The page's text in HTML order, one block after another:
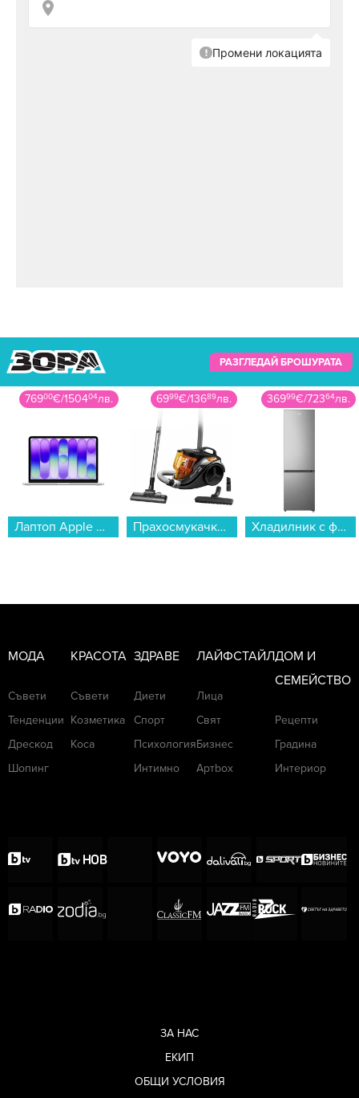
РАЗГЛЕДАЙ БРОШУРАТА
76900€/150404лв.
Лаптоп Apple MacBook Neo 13" 256GB Silver mhfa4 , 13.00 , 256 , 8 , Apple A18 Pro 5 Core GPU , Apple A18 Pro 6 Core , Mac OS...
6999€/13689лв.
Прахосмукачка Rowenta RO3753EA...
36999€/72364лв.
Хладилник с фризер Gorenje NRK418EES4 , 255 l, E , No Frost , Инокс...
МОДА
Съвети
Тенденции
Дрескод
Шопинг
КРАСОТА
Съвети
Козметика
Коса
ЗДРАВЕ
Диети
Спорт
Психология
Интимно
ЛАЙФСТАЙЛ
Лица
Свят
Бизнес
Артbox
ДОМ И
СЕМЕЙСТВО
Рецепти
Градина
Интериор
ЗА НАС
ЕКИП
ОБЩИ УСЛОВИЯ